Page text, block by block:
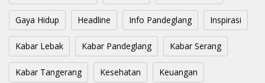
Gaya Hidup Headline Info Pandeglang Inspirasi
Kabar Lebak Kabar Pandeglang Kabar Serang
Kabar Tangerang Kesehatan Keuangan